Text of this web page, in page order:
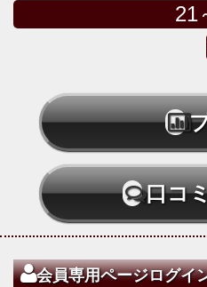
21
口コ
会員専用ページログイ